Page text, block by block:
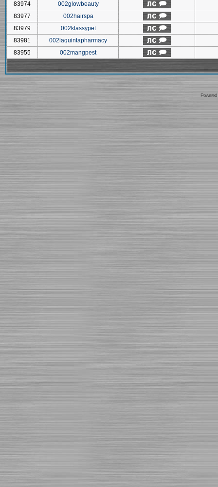
83974
002glowbeauty
83977
002hairspa
83979
002klassypet
83981
002laquintapharmacy
83955
002mangpest